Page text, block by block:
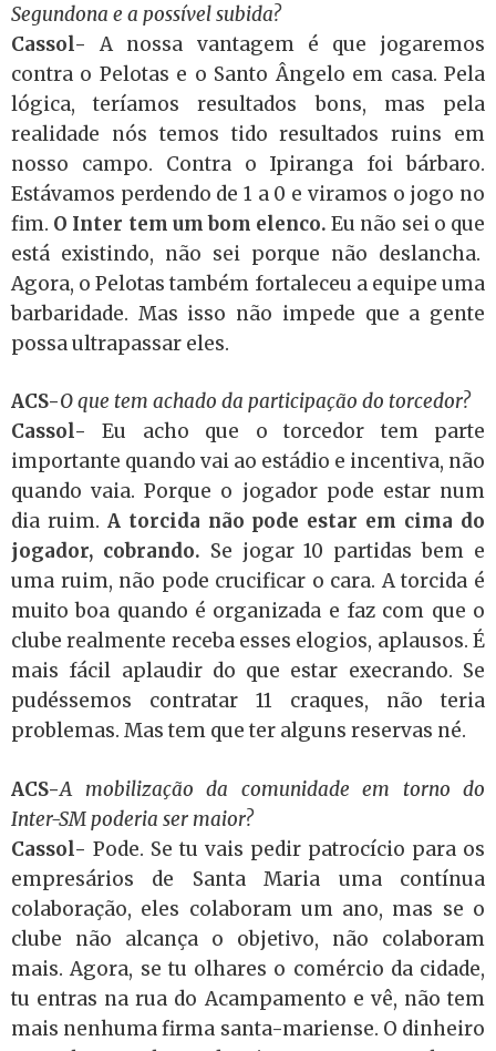
Segundona e a possível subida?
Cassol-A nossa vantagem é que jogaremos
contra o Pelotas e o Santo Ângelo em casa. Pela
lógica, teríamos resultados bons, mas pela
realidade nós temos tido resultados ruins em
nosso campo. Contra o Ipiranga foi bárbaro.
Estávamos perdendo de 1 a 0 e viramos o jogo no
fim. O Inter tem um bom elenco. Eu não sei o que
está existindo, não sei porque não deslancha.
Agora, o Pelotas também fortaleceu a equipe uma
barbaridade. Mas isso não impede que a gente
possa ultrapassar eles.
ACS-O que tem achado da participação do torcedor?
Cassol- Eu acho que o torcedor tem parte
importante quando vai ao estádio e incentiva, não
quando vaia. Porque o jogador pode estar num
dia ruim. A torcida não pode estar em cima do
jogador, cobrando. Se jogar 10 partidas bem e
uma ruim, não pode crucificar o cara. A torcida é
muito boa quando é organizada e faz com que o
clube realmente receba esses elogios, aplausos. É
mais fácil aplaudir do que estar execrando. Se
pudéssemos contratar 11 craques, não teria
problemas. Mas tem que ter alguns reservas né.
ACS-A mobilização da comunidade em torno do
Inter-SM poderia ser maior?
Cassol- Pode. Se tu vais pedir patrocício para os
empresários de Santa Maria uma contínua
colaboração, eles colaboram um ano, mas se o
clube não alcança o objetivo, não colaboram
mais. Agora, se tu olhares o comércio da cidade,
tu entras na rua do Acampamento e vê, não tem
mais nenhuma firma santa-mariense. O dinheiro